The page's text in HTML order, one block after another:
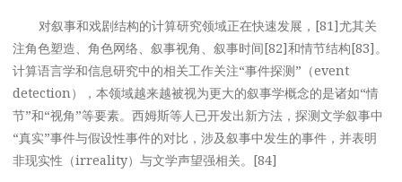
对叙事和戏剧结构的计算研究领域正在快速发展，[81]尤其关
注角色塑造、角色网络、叙事视角、叙事时间[82]和情节结构[83]。
计算语言学和信息研究中的相关工作关注“事件探测”（event
detection），本领域越来越被视为更大的叙事学概念的是诸如“情
节”和“视角”等要素。西姆斯等人已开发出新方法，探测文学叙事中
“真实”事件与假设性事件的对比，涉及叙事中发生的事件，并表明
非现实性（irreality）与文学声望强相关。[84]